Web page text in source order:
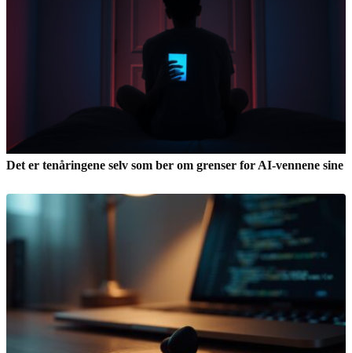
Det er tenåringene selv som ber om grenser for AI-vennene sine